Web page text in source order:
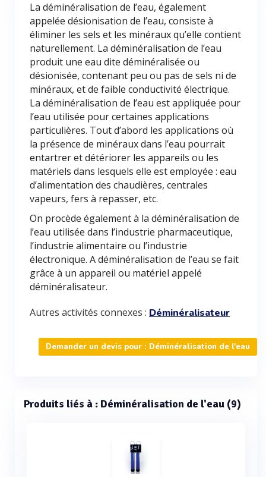
La déminéralisation de l’eau, également
appelée désionisation de l’eau, consiste à
éliminer les sels et les minéraux qu’elle contient
naturellement. La déminéralisation de l’eau
produit une eau dite déminéralisée ou
désionisée, contenant peu ou pas de sels ni de
minéraux, et de faible conductivité électrique.
La déminéralisation de l’eau est appliquée pour
l’eau utilisée pour certaines applications
particulières. Tout d’abord les applications où
la présence de minéraux dans l’eau pourrait
entartrer et détériorer les appareils ou les
matériels dans lesquels elle est employée : eau
d’alimentation des chaudières, centrales
vapeurs, fers à repasser, etc.
On procède également à la déminéralisation de
l’eau utilisée dans l’industrie pharmaceutique,
l’industrie alimentaire ou l’industrie
électronique. A déminéralisation de l’eau se fait
grâce à un appareil ou matériel appelé
déminéralisateur.
Autres activités connexes : Déminéralisateur
Demander un devis pour : Déminéralisation de l'eau
Produits liés à : Déminéralisation de l'eau (9)